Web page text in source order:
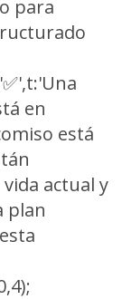
para
en
está
actual y
plan